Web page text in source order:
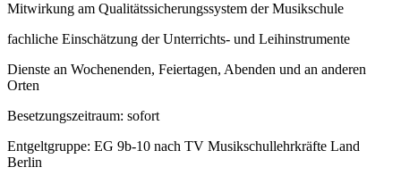
Mitwirkung am Qualitätssicherungssystem der Musikschule
fachliche Einschätzung der Unterrichts- und Leihinstrumente
Dienste an Wochenenden, Feiertagen, Abenden und an anderen
Orten
Besetzungszeitraum: sofort
Entgeltgruppe: EG 9b-10 nach TV Musikschullehrkräfte Land
Berlin